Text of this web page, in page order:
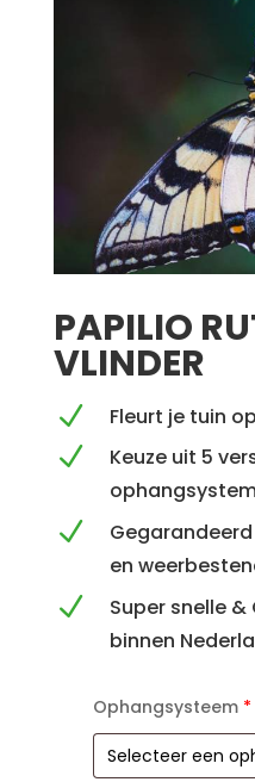
PAPILIO
VLINDER
N Fleurt je tuin
N
Keuze uit 5
N
en
N
Super snelle &
binnen
Ophangsysteem*